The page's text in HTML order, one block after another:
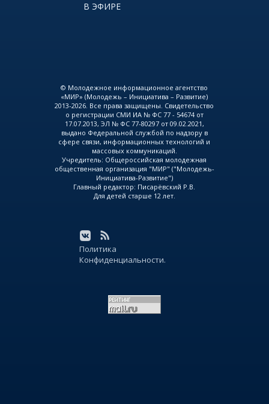
В ЭФИРЕ
© Молодежное информационное агентство
«МИР» (Молодежь – Инициатива – Развитие)
2013-2026. Все права защищены. Свидетельство
о регистрации СМИ ИА № ФС 77 - 54674 от
17.07.2013, ЭЛ № ФС 77-80297 от 09.02.2021,
выдано Федеральной службой по надзору в
сфере связи, информационных технологий и
массовых коммуникаций.
Учредитель: Общероссийская молодежная
общественная организация "МИР" ("Молодежь-
Инициатива-Развитие")
Главный редактор: Писарёвский Р.В.
Для детей старше 12 лет.
Политика
Конфиденциальности.